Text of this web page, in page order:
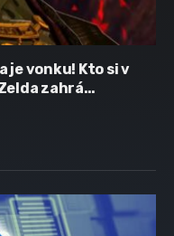
je vonku! Kto si v
zahrá